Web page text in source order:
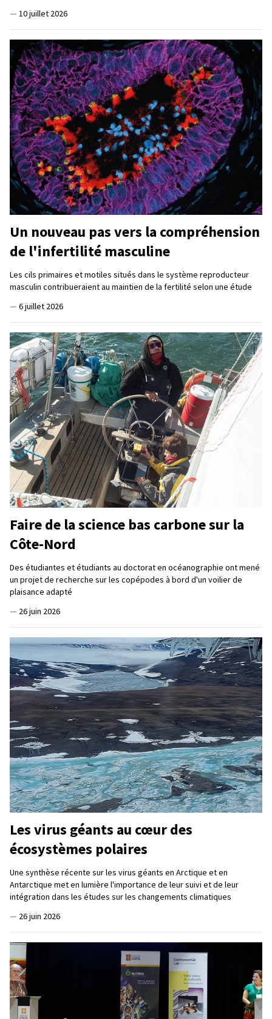
— 10 juillet 2026
Un nouveau pas vers la compréhension
de l'infertilité masculine
Les cils primaires et motiles situés dans le système reproducteur
masculin contribueraient au maintien de la fertilité selon une étude
— 6 juillet 2026
Faire de la science bas carbone sur la
Côte-Nord
Des étudiantes et étudiants au doctorat en océanographie ont mené
un projet de recherche sur les copépodes à bord d'un voilier de
plaisance adapté
— 26 juin 2026
Les virus géants au cœur des
écosystèmes polaires
Une synthèse récente sur les virus géants en Arctique et en
Antarctique met en lumière l'importance de leur suivi et de leur
intégration dans les études sur les changements climatiques
— 26 juin 2026